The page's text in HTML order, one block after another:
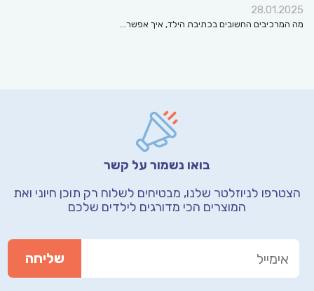
28.01.2025
מה המרכיבים החשובים בכתיבת הילד, איך אפשר…
בואו נשמור על קשר
הצטרפו לניוזלטר שלנו, מבטיחים לשלוח רק תוכן חיוני ואת
המוצרים הכי מדורגים לילדים שלכם